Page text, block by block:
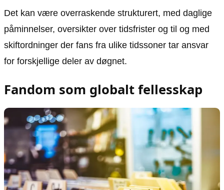
Det kan være overraskende strukturert, med daglige
påminnelser, oversikter over tidsfrister og til og med
skiftordninger der fans fra ulike tidssoner tar ansvar
for forskjellige deler av døgnet.
Fandom som globalt fellesskap